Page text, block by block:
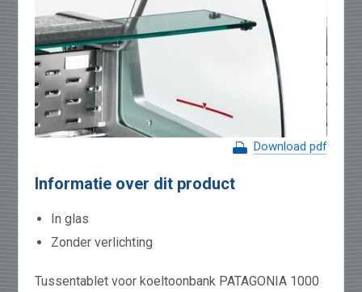
Download pdf
Informatie over dit product
In glas
Zonder verlichting
Tussentablet voor koeltoonbank PATAGONIA 1000